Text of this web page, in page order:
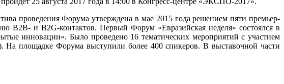
проведения Форума утверждена в мае 2015 года решением пяти премьер-
B2B- и B2G-контактов. Первый Форум «Евразийская неделя» состоялся в
инновации». Было проведено 16 тематических мероприятий с участием
площадке Форума выступили более 400 спикеров. В выставочной части